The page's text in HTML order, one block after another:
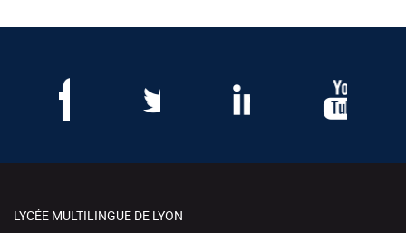
LYCÉE MULTILINGUE DE LYON